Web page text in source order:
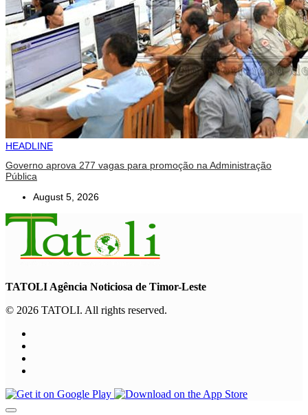
HEADLINE
Governo aprova 277 vagas para promoção na Administração
Pública
August 5, 2026
TATOLI Agência Noticiosa de Timor-Leste
© 2026 TATOLI. All rights reserved.